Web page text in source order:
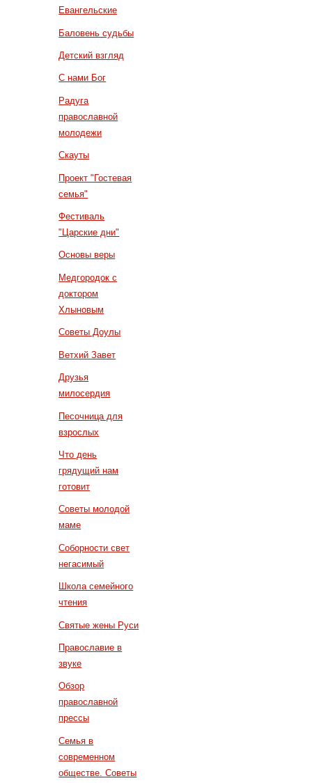
Евангельские
Баловень судьбы
Детский взгляд
С нами Бог
Радуга
православной
молодежи
Скауты
Проект "Гостевая
семья"
Фестиваль
"Царские дни"
Основы веры
Медгородок с
доктором
Хлыновым
Советы Доулы
Ветхий Завет
Друзья
милосердия
Песочница для
взрослых
Что день
грядущий нам
готовит
Советы молодой
маме
Соборности свет
негасимый
Школа семейного
чтения
Святые жены Руси
Православие в
звуке
Обзор
православной
прессы
Семья в
современном
обществе. Советы